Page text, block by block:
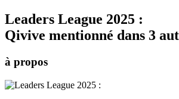
Leaders League 2025 :
Qivive mentionné dans 3
à propos